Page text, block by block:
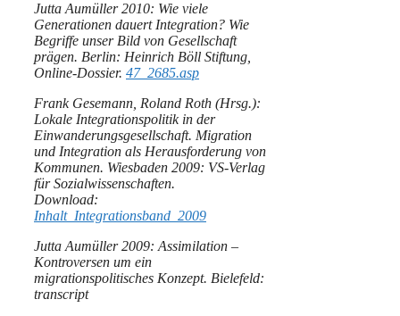
Jutta Aumüller 2010: Wie viele
Generationen dauert Integration? Wie
Begriffe unser Bild von Gesellschaft
prägen. Berlin: Heinrich Böll Stiftung,
Online-Dossier. 47_2685.asp
Frank Gesemann, Roland Roth (Hrsg.):
Lokale Integrationspolitik in der
Einwanderungsgesellschaft. Migration
und Integration als Herausforderung von
Kommunen. Wiesbaden 2009: VS-Verlag
für Sozialwissenschaften.
Download:
Inhalt_Integrationsband_2009
Jutta Aumüller 2009: Assimilation –
Kontroversen um ein
migrationspolitisches Konzept. Bielefeld:
transcript